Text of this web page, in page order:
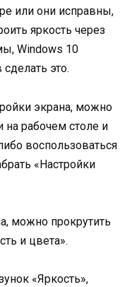
или они исправны,
яркость через
Windows 10
это.
экрана, можно
рабочем столе и
воспользоваться
«Настройки
можно прокрутить
и цвета».
«Яркость»,